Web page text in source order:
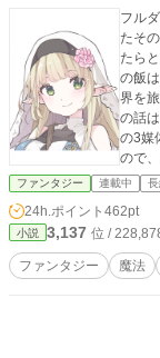
フル
たそ
たらと
の飯
界を
の話
の3媒
ので
ろう
ファンタジー 連載中
24h.ポイント 462pt
小説 3,137 位 /
ファンタジー 魔法